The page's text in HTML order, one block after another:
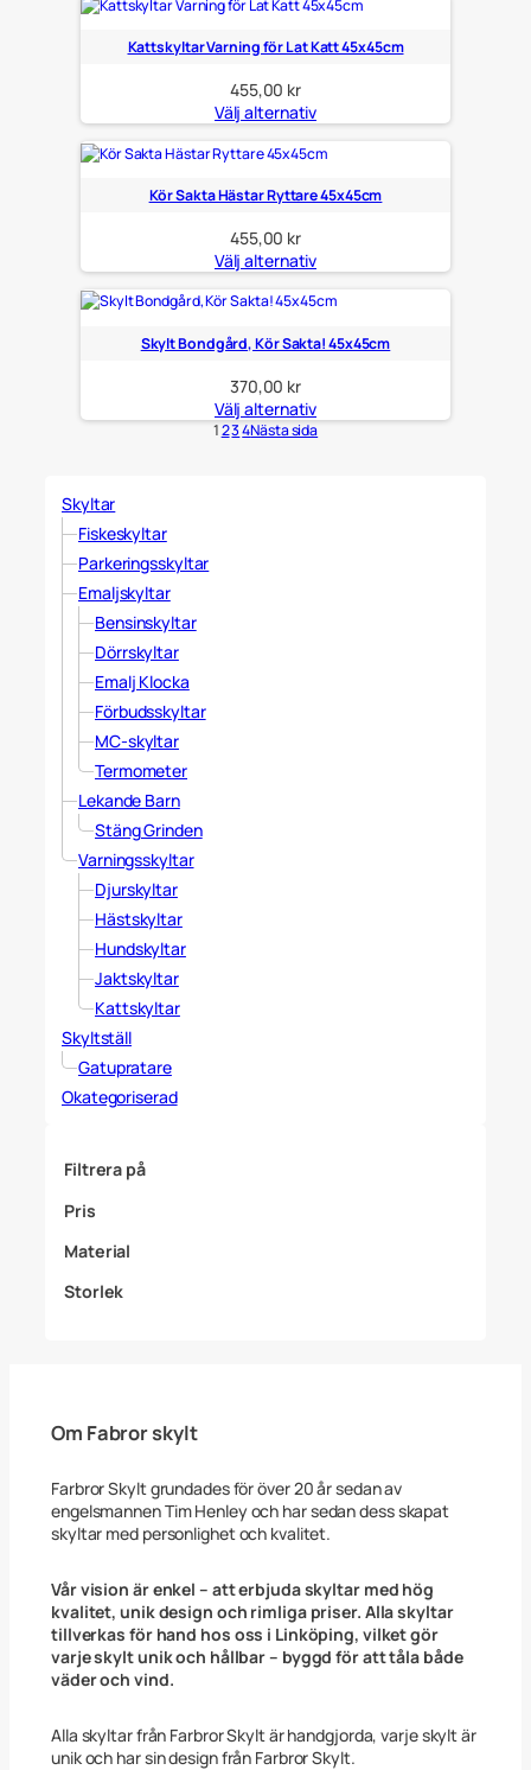
Skyltar
Fiskeskyltar
Parkeringsskyltar
Emaljskyltar
Bensinskyltar
Dörrskyltar
Emalj Klocka
Förbudsskyltar
MC-skyltar
Termometer
Lekande Barn
Stäng Grinden
Varningsskyltar
Djurskyltar
Hästskyltar
Hundskyltar
Jaktskyltar
Kattskyltar
Skyltställ
Gatupratare
Okategoriserad
Filtrera på
Pris
Material
Storlek
Kattskyltar Varning för Lat Katt 45x45cm
455,00 kr
Välj alternativ
Kör Sakta Hästar Ryttare 45x45cm
455,00 kr
Välj alternativ
Skylt Bondgård, Kör Sakta! 45x45cm
370,00 kr
Välj alternativ
1234Nästa sida
Om Fabror skylt
Farbror Skylt grundades för över 20 år sedan av
engelsmannen Tim Henley och har sedan dess skapat
skyltar med personlighet och kvalitet.
Vår vision är enkel – att erbjuda skyltar med hög
kvalitet, unik design och rimliga priser. Alla skyltar
tillverkas för hand hos oss i Linköping, vilket gör
varje skylt unik och hållbar – byggd för att tåla både
väder och vind.
Alla skyltar från Farbror Skylt är handgjorda, varje skylt är
unik och har sin design från Farbror Skylt.